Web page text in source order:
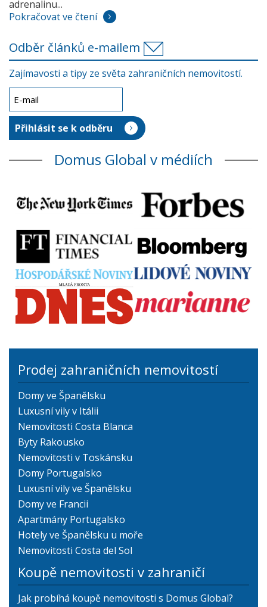
adrenalinu...
Pokračovat ve čtení
Odběr článků e-mailem
Zajímavosti a tipy ze světa zahraničních nemovitostí.
Domus Global v médiích
Prodej zahraničních nemovitostí
Domy ve Španělsku
Luxusní vily v Itálii
Nemovitosti Costa Blanca
Byty Rakousko
Nemovitosti v Toskánsku
Domy Portugalsko
Luxusní vily ve Španělsku
Domy ve Francii
Apartmány Portugalsko
Hotely ve Španělsku u moře
Nemovitosti Costa del Sol
Koupě nemovitosti v zahraničí
Jak probíhá koupě nemovitosti s Domus Global?